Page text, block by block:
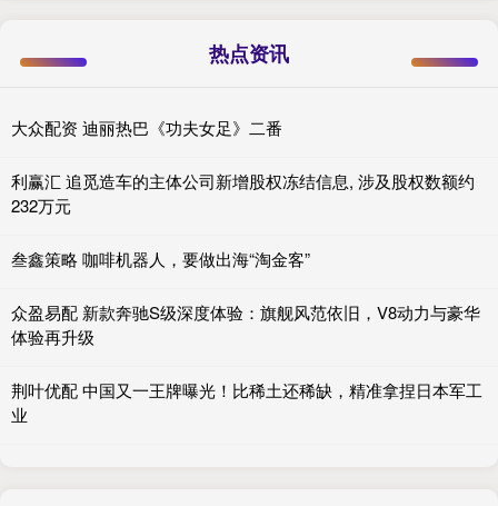
热点资讯
大众配资 迪丽热巴《功夫女足》二番
利赢汇 追觅造车的主体公司新增股权冻结信息, 涉及股权数额约
232万元
叁鑫策略 咖啡机器人，要做出海“淘金客”
众盈易配 新款奔驰S级深度体验：旗舰风范依旧，V8动力与豪华
体验再升级
荆叶优配 中国又一王牌曝光！比稀土还稀缺，精准拿捏日本军工
业